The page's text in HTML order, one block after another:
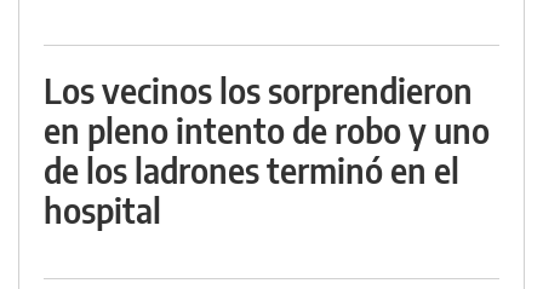
Los vecinos los sorprendieron
en pleno intento de robo y uno
de los ladrones terminó en el
hospital